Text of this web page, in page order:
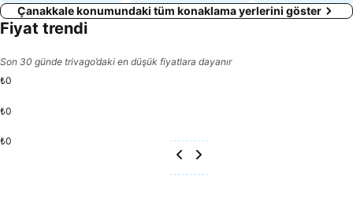
Çanakkale konumundaki tüm konaklama yerlerini göster
Fiyat trendi
Son 30 günde trivago’daki en düşük fiyatlara dayanır
₺0
₺0
₺0